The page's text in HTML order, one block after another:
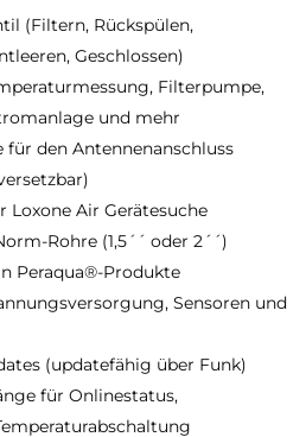
(Filtern, Rückspülen,
Geschlossen)
Filterpumpe,
und mehr
für den Antennenanschluss
Loxone Air Gerätesuche
Rohre (1,5´´ oder 2´´)
Peraqua®-Produkte
Sensoren und
(updatefähig über Funk)
für Onlinestatus,